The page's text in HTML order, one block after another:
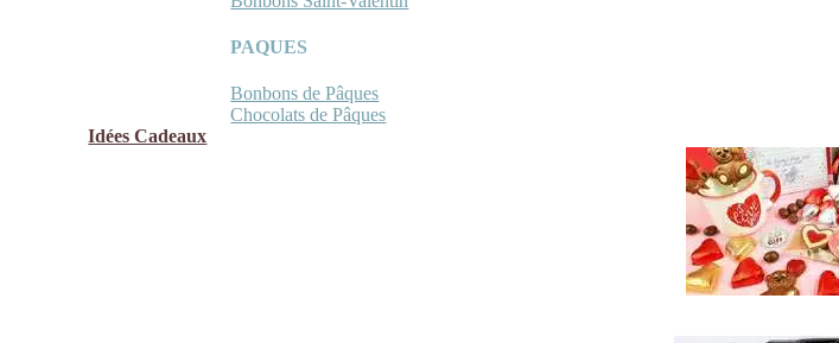
PAQUES
Bonbons de Pâques
Chocolats de Pâques
Idées Cadeaux